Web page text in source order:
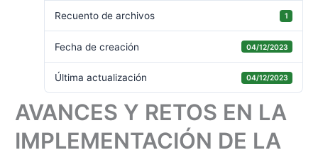
Recuento de archivos 1
Fecha de creación 04/12/2023
Última actualización 04/12/2023
AVANCES Y RETOS EN LA
IMPLEMENTACIÓN DE LA